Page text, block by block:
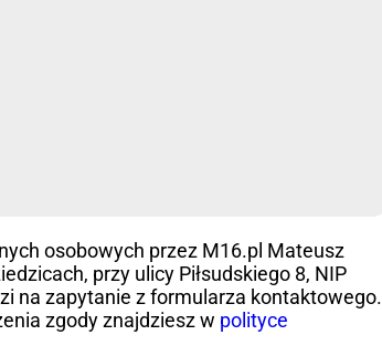
osobowych przez M16.pl Mateusz
przy ulicy Piłsudskiego 8, NIP
na zapytanie z formularza kontaktowego.
zgody znajdziesz w polityce